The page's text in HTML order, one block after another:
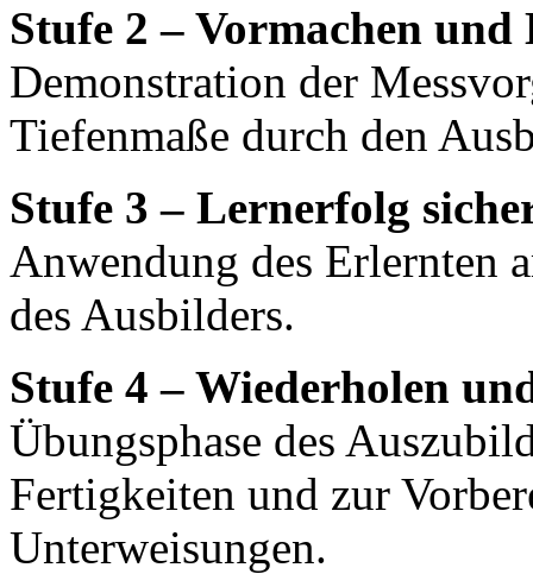
Stufe 2 – Vormachen
Demonstration der
Tiefenmaße durch den
Stufe 3 – Lernerfolg
Anwendung des Erlernten
des Ausbilders.
Stufe 4 – Wiederholen
Übungsphase des
Fertigkeiten und zur
Unterweisungen.